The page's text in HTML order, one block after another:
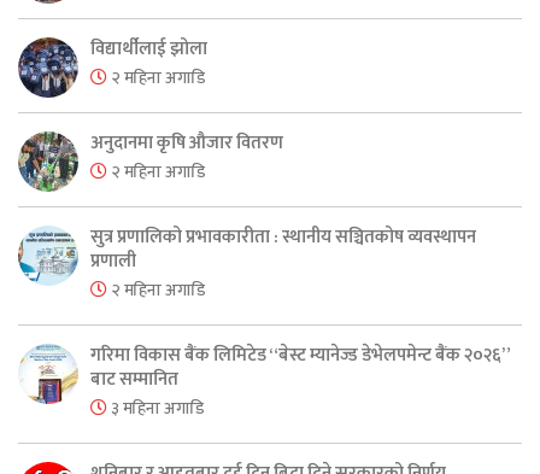
विद्यार्थीलाई झोला
२ महिना अगाडि
अनुदानमा कृषि औजार वितरण
२ महिना अगाडि
सुत्र प्रणालिको प्रभावकारीता : स्थानीय सञ्चितकोष व्यवस्थापन
प्रणाली
२ महिना अगाडि
गरिमा विकास बैंक लिमिटेड “बेस्ट म्यानेज्ड डेभेलपमेन्ट बैंक २०२६”
बाट सम्मानित
३ महिना अगाडि